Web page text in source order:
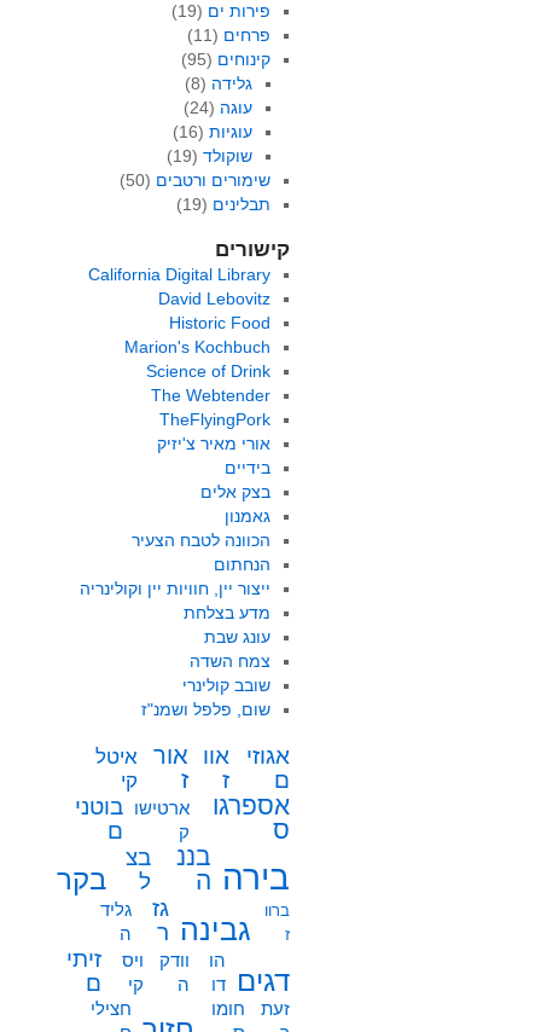
פירות ים (19)
פרחים (11)
קינוחים (95)
גלידה (8)
עוגה (24)
עוגיות (16)
שוקולד (19)
שימורים ורטבים (50)
תבלינים (19)
קישורים
California Digital Library
David Lebovitz
Historic Food
Marion's Kochbuch
Science of Drink
The Webtender
TheFlyingPork
אורי מאיר צ'יזיק
בידיים
בצק אלים
גאמנון
הכוונה לטבח הצעיר
הנחתום
ייצור יין, חוויות יין וקולינריה
מדע בצלחת
עונג שבת
צמח השדה
שובב קולינרי
שום, פלפל ושמנ"ז
אגוזי
ם
אוו
ז
אור
ז
איטל
קי
אספרגו
ס
ארטישו
ק
בוטני
ם
בירה
בננ
ה
בצ
ל
בקר
ברוו
ז
גבינה
גז
ר
גליד
ה
דגים
הו
דו
וודק
ה
ויס
קי
זיתי
ם
זעת
חומו
חצילי